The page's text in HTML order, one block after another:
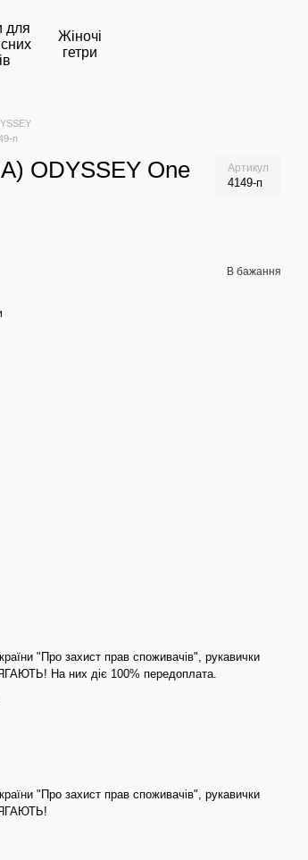
для
Жіночі
гетри
п
ODYSSEY One
Артикул
4149-п
В бажання
"Про захист прав споживачів", рукавички
На них діє 100% передоплата.
"Про захист прав споживачів", рукавички